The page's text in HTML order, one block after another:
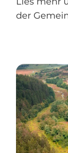
der